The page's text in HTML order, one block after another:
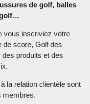
de golf, balles
golf…
vous inscriviez votre
de score, Golf des
produits et des
la relation clientèle sont
membres.